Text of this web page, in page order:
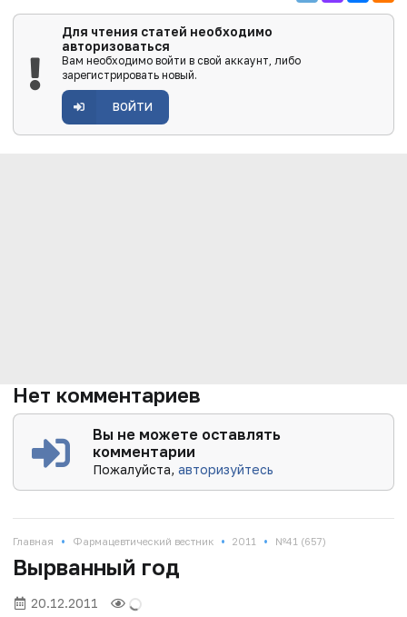
Для чтения статей необходимо
авторизоваться
Вам необходимо войти в свой аккаунт, либо
зарегистрировать новый.
ВОЙТИ
Нет комментариев
Вы не можете оставлять
комментарии
Пожалуйста,авторизуйтесь
Главная • Фармацевтический вестник • 2011 • №41 (657)
Вырванный год
20.12.2011